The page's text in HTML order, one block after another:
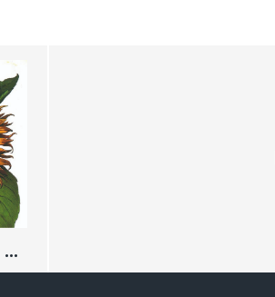
RECITAL ISABEL PARRA Y PATRICIO CASTILLO